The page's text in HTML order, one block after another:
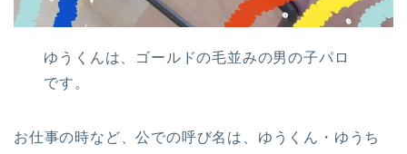
ゆうくんは、ゴールドの毛並みの男の子パロ
です。
お仕事の時など、公での呼び名は、ゆうくん・ゆうち